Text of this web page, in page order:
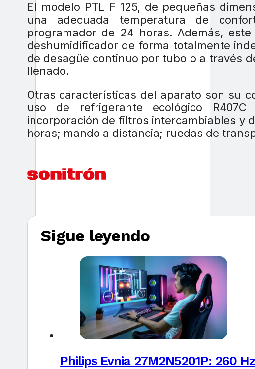
El modelo PTL F 125, de pequeñas
una adecuada temperatura de
programador de 24 horas. Además,
deshumidificador de forma totalmente
de desagüe continuo por tubo o a través
llenado.
Otras características del aparato son su
uso de refrigerante ecológico
incorporación de filtros intercambiables y
horas; mando a distancia; ruedas de
Sigue leyendo
Philips Evnia 27M2N5201P: 260